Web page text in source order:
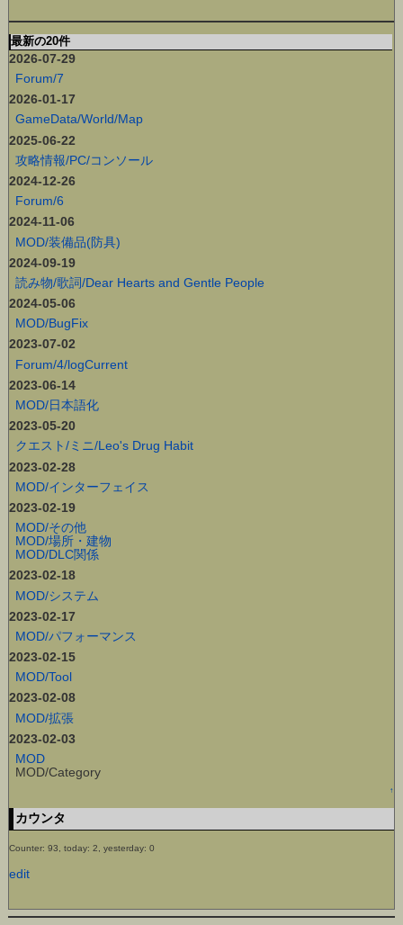
最新の20件
2026-07-29
Forum/7
2026-01-17
GameData/World/Map
2025-06-22
攻略情報/PC/コンソール
2024-12-26
Forum/6
2024-11-06
MOD/装備品(防具)
2024-09-19
読み物/歌詞/Dear Hearts and Gentle People
2024-05-06
MOD/BugFix
2023-07-02
Forum/4/logCurrent
2023-06-14
MOD/日本語化
2023-05-20
クエスト/ミニ/Leo's Drug Habit
2023-02-28
MOD/インターフェイス
2023-02-19
MOD/その他
MOD/場所・建物
MOD/DLC関係
2023-02-18
MOD/システム
2023-02-17
MOD/パフォーマンス
2023-02-15
MOD/Tool
2023-02-08
MOD/拡張
2023-02-03
MOD
MOD/Category
↑
カウンタ
Counter: 93, today: 2, yesterday: 0
edit